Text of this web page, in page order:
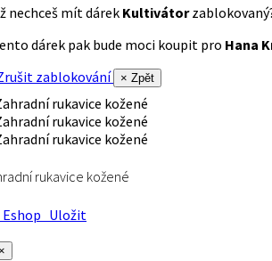
nechceš mít dárek Kultivátor
dárek pak bude moci koupit pro Hana
zablokování
× Zpět
rukavice kožené
Uložit